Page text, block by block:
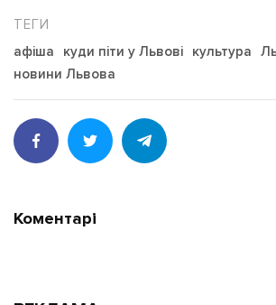
афіша куди піти у Львові культура
новини Львова
Коментарі